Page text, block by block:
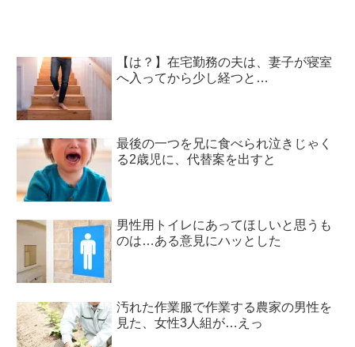
【は？】在宅勤務の夫は、妻子が寝室
へ入ってから少し経つと…
最後の一つを兄に食べられ泣きじゃく
る2歳児に、代替案を出すと
男性用トイレにあってほしいと思うも
のは…ある意見にハッとした
汚れた作業服で作業する農家の男性を
見た、女性3人組が…えっ